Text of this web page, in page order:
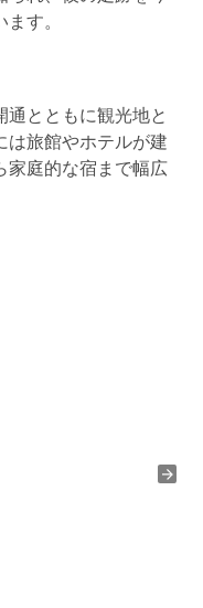
す。
とともに観光地と
は旅館やホテルが建
家庭的な宿まで幅広